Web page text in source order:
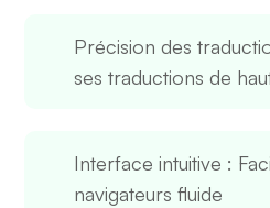
Précision des
ses traductions de
Interface intuitive :
navigateurs fluide